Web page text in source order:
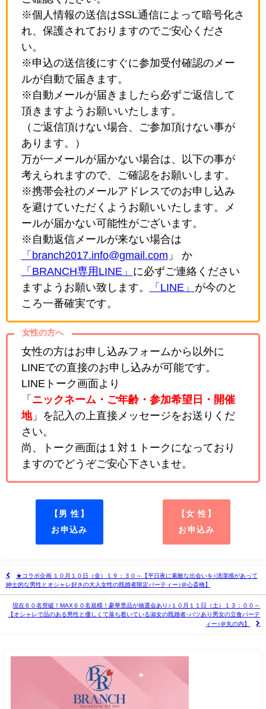
※個人情報の送信はSSL通信によって暗号化さ
れ、保護されておりますのでご安心くださ
い。
※申込の送信後にすぐに参加受付確認のメー
ルが自動で届きます。
※自動メールが届きましたら必ずご返信して
頂きますようお願いいたします。
（ご返信頂けない場合、ご参加頂けない事が
あります。）
万が一メールが届かない場合は、以下の事が
考えられますので、ご確認をお願いします。
※携帯会社のメールアドレスでのお申し込み
を避けていただくようお願いいたします。メ
ールが届かない可能性がございます。
※自動返信メールが来ない場合は
「branch2017.info@gmail.com 」 か
「BRANCH専用LINE」 に必ずご連絡ください
ますようお願い致します。
「LINE」 が今のと
ころ一番確実です。
女性の方へ
女性の方はお申し込みフォームから以外に
LINEでの直接のお申し込みが可能です。
LINEトーク画面より
「 ニックネーム・ご年齢・参加希望日・開催
地」を記入の上直接メッセージをお送りくだ
さい。
尚、トーク画面は１対１トークになっており
ますのでどうぞご安心下さいませ。
【男 性】
お申込み
【女 性】
お申込み
★コラボ企画 １０月１０日（金）１９：３０～【平日夜に素敵な出会いを♪清潔感があって
紳士的な男性とオシャレ好きの大人女性の既婚者限定パーティー♪＠心斎橋】
現在６０名突破！MAX６０名規模！豪華景品が抽選会あり♪１０月１１日（土）１３：００～
【オシャレで品のある男性と優しくて落ち着いている淑女の既婚者･バツあり男女の立食パーテ
ィー♪＠丸の内】